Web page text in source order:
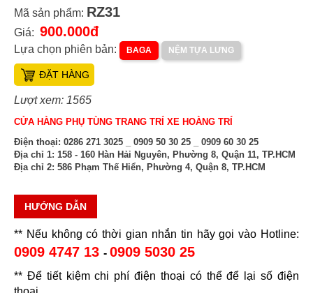
Mã sản phẩm: RZ31
Giá: 900.000đ
Lựa chọn phiên bản: BAGA NỆM TỰA LƯNG
ĐẶT HÀNG
Lượt xem: 1565
CỬA HÀNG PHỤ TÙNG TRANG TRÍ XE HOÀNG TRÍ
Điện thoại: 0286 271 3025 _ 0909 50 30 25 _ 0909 60 30 25
Địa chỉ 1: 158 - 160 Hàn Hải Nguyên, Phường 8, Quận 11, TP.HCM
Địa chỉ 2: 586 Phạm Thế Hiển, Phường 4, Quận 8, TP.HCM
HƯỚNG DẪN
** Nếu không có thời gian nhắn tin hãy gọi vào Hotline:
0909 4747 13 - 0909 5030 25
** Để tiết kiệm chi phí điện thoại có thể để lại số điện